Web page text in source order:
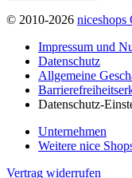
© 2010-2026 niceshops
Impressum und
Datenschutz
Allgemeine
Datenschutz-
Unternehmen
Weitere nice
Vertrag widerrufen